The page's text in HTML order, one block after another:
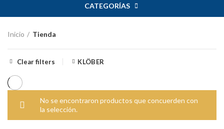
CATEGORÍAS
Inicio Tienda
Clear filters KLÖBER
No se encontraron productos que concuerden con
la selección.